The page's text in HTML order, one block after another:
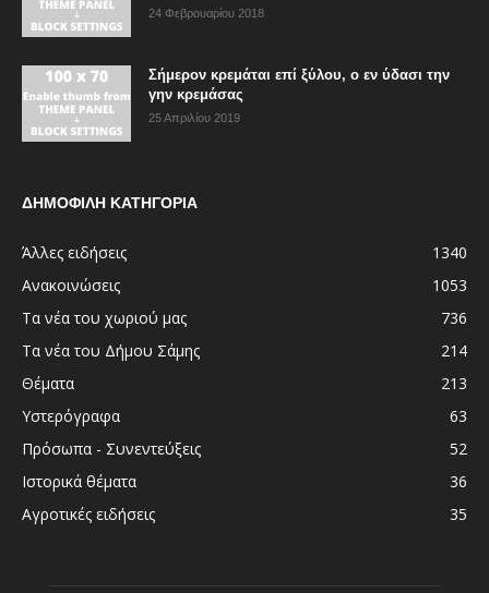
24 Φεβρουαρίου 2018
Σήμερον κρεμάται επί ξύλου, ο εν ύδασι την
γην κρεμάσας
25 Απριλίου 2019
ΔΗΜΟΦΙΛΗ ΚΑΤΗΓΟΡΙΑ
Άλλες ειδήσεις
1340
Ανακοινώσεις
1053
Τα νέα του χωριού μας
736
Τα νέα του Δήμου Σάμης
214
Θέματα
213
Υστερόγραφα
63
Πρόσωπα - Συνεντεύξεις
52
Ιστορικά θέματα
36
Αγροτικές ειδήσεις
35